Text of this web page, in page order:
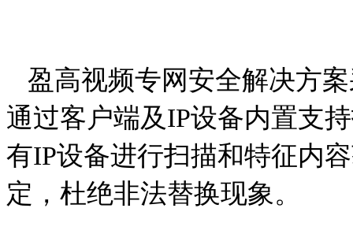
盈高视频专网安全解决方
通过客户端及IP设备内置支
有IP设备进行扫描和特征内
定，杜绝非法替换现象。